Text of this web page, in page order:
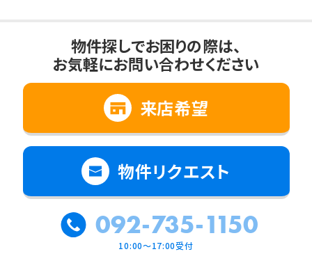
物件探しでお困りの際は、
お気軽にお問い合わせください
来店希望
物件リクエスト
092-735-1150
10:00～17:00受付